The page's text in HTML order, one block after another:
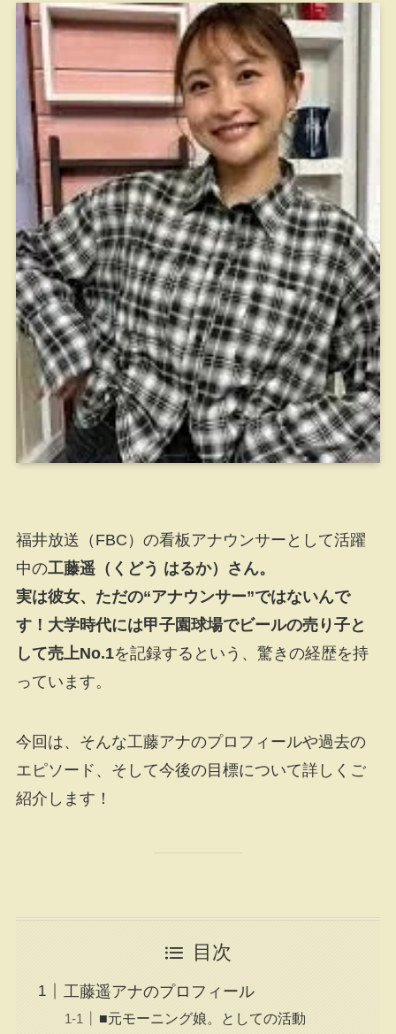
福井放送（FBC）の看板アナウンサーとして活躍
中の工藤遥（くどう はるか）さん。
実は彼女、ただの“アナウンサー”ではないんで
す！大学時代には甲子園球場でビールの売り子と
して売上No.1を記録するという、驚きの経歴を持
っています。
今回は、そんな工藤アナのプロフィールや過去の
エピソード、そして今後の目標について詳しくご
紹介します！
目次
工藤遥アナのプロフィール
■元モーニング娘。としての活動